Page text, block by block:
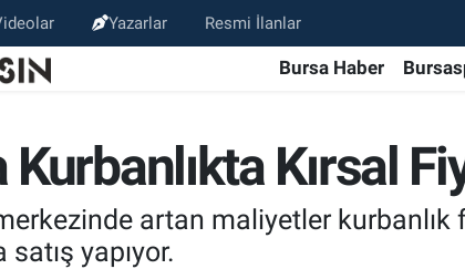
Yazarlar Resmi İlanlar
Bursa Haber
Kurbanlıkta Kırsal
artan maliyetler
yapıyor.